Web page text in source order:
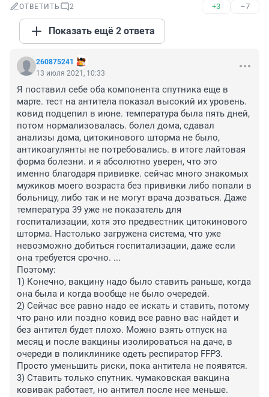
ОТВЕТИТЬ 2 +3 –7
Показать ещё 2 ответа
260875241
13 июля 2021, 10:33
Я поставил себе оба компонента спутника еще в
марте. тест на антитела показал высокий их уровень.
ковид подцепил в июне. температура была пять дней,
потом нормализовалась. болел дома, сдавал
анализы дома, цитокинового шторма не было,
антикоагулянты не потребовались. в итоге лайтовая
форма болезни. и я абсолютно уверен, что это
именно благодаря прививке. сейчас много знакомых
мужиков моего возраста без прививки либо попали в
больницу, либо так и не могут врача дозваться. Даже
температура 39 уже не показатель для
госпитализации, хотя это предвестник цитокинового
шторма. Настолько загружена система, что уже
невозможно добиться госпитализации, даже если
она требуется срочно. ...
Поэтому:
1) Конечно, вакцину надо было ставить раньше, когда
она была и когда вообще не было очередей.
2) Сейчас все равно надо ее искать и ставить, потому
что рано или поздно ковид все равно вас найдет и
без антител будет плохо. Можно взять отпуск на
месяц и после вакцины изолироваться на даче, в
очереди в поликлинике одеть респиратор FFP3.
Просто уменьшить риски, пока антитела не появятся.
3) Ставить только спутник. чумаковская вакцина
ковивак работает, но антител после нее меньше.